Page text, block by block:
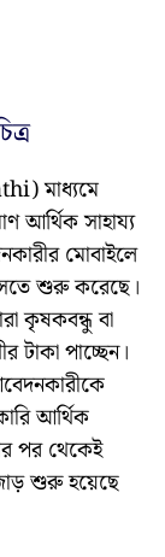
মাধ্যমে
আর্থিক সাহায্য
মোবাইলে
শুরু করেছে।
কৃষকবন্ধু বা
টাকা পাচ্ছেন।
আর্থিক
পর থেকেই
শুরু হয়েছে